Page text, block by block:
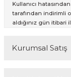
Kullanıcı
tarafından indirimli
aldığınız gün itibari
Kurumsal Satış